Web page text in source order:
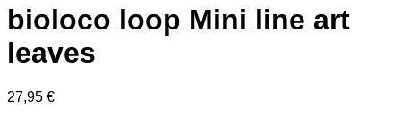
bioloco loop Mini line art
leaves
27,95 €